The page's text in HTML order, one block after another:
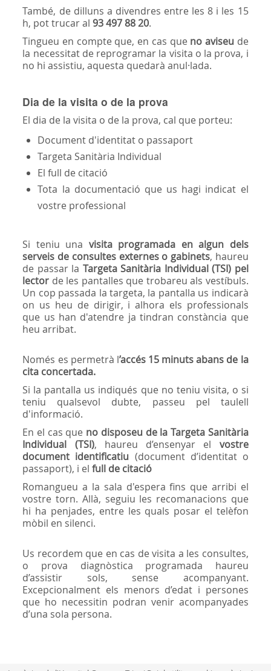
També, de dilluns a divendres entre les 8 i les 15
h, pot trucar al93 497 88 20.
Tingueu en compte que, en cas que no aviseu de
la necessitat de reprogramar la visita o la prova, i
no hi assistiu, aquesta quedarà anul·lada.
Dia de la visita o de la prova
El dia de la visita o de la prova, cal que porteu:
Document d'identitat o passaport
Targeta Sanitària Individual
El full de citació
Tota la documentació que us hagi indicat el
vostre professional
Si teniu una visita programada en algun dels
serveis de consultes externes o gabinets, haureu
de passar la Targeta Sanitària Individual (TSI) pel
lector de les pantalles que trobareu als vestíbuls.
Un cop passada la targeta, la pantalla us indicarà
on us heu de dirigir, i alhora els professionals
que us han d'atendre ja tindran constància que
heu arribat.
Només es permetrà l’accés 15 minuts abans de la
cita concertada.
Si la pantalla us indiqués que no teniu visita, o si
teniu qualsevol dubte, passeu pel taulell
d'informació.
En el cas que no disposeu de la Targeta Sanitària
Individual (TSI), haureu d’ensenyar el vostre
document identificatiu (document d’identitat o
passaport), i elfull de citació
Romangueu a la sala d'espera fins que arribi el
vostre torn. Allà, seguiu les recomanacions que
hi ha penjades, entre les quals posar el telèfon
mòbil en silenci.
Us recordem que en cas de visita a les consultes,
o prova diagnòstica programada haureu
d’assistir sols, sense acompanyant.
Excepcionalment els menors d’edat i persones
que ho necessitin podran venir acompanyades
d’una sola persona.